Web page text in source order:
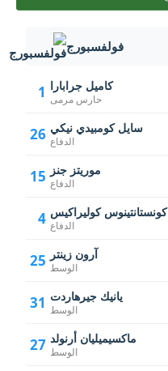
فولفسبورج
1 كاميل جرابارا
حارس مرمى
26 سايل كومبيدي نيكي
الدفاع
15 موريتز جنز
الدفاع
4 كونستانتينوس كوليراكيس
الدفاع
25 آرون زينتر
الوسط
31 يانيك جيرهاردت
الوسط
27 ماكسيميليان أرنولد
الوسط